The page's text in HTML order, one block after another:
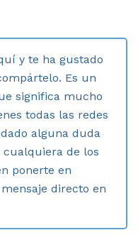
y te ha gustado
Es un
significa mucho
todas las redes
alguna duda
cualquiera de los
ponerte en
directo en